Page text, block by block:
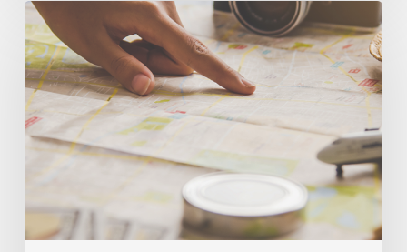
Clever
investieren:
Vier
Wege
bei
deiner
Sprachreise
sparen